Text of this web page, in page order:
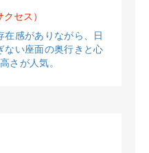
セス）
感がありながら、
日
ない座面の奥行きと心
さが人気。